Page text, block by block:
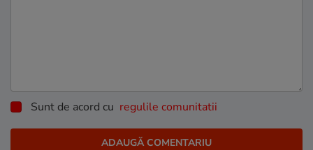
Sunt de acord cu regulile comunitatii